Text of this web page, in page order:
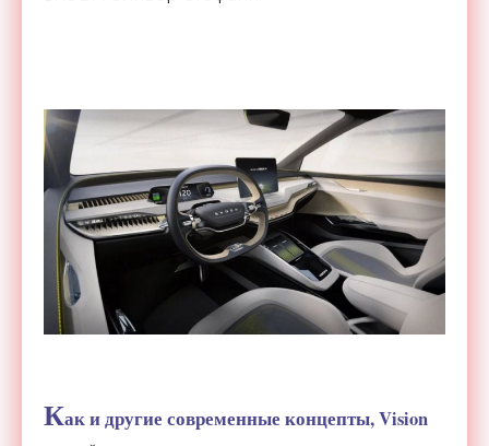
Как и другие современные концепты, Vision